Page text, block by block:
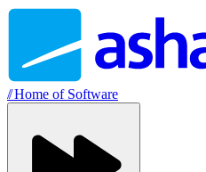
//Home of Software